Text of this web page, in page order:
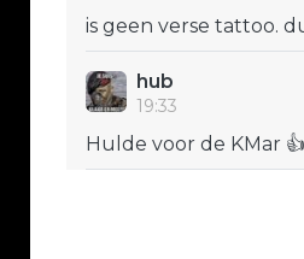
is geen verse tattoo.
hub
19:33
Hulde voor de KMar 👍